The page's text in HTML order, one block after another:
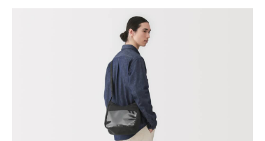
エレクトロニクス専門サイト
エネルギーの専門メディア
建設×テクノロジーの最前線